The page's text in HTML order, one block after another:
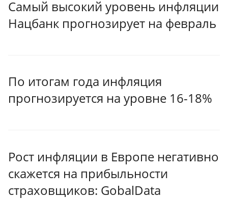
Самый высокий уровень инфляции
Нацбанк прогнозирует на февраль
По итогам года инфляция
прогнозируется на уровне 16-18%
Рост инфляции в Европе негативно
скажется на прибыльности
страховщиков: GobalData